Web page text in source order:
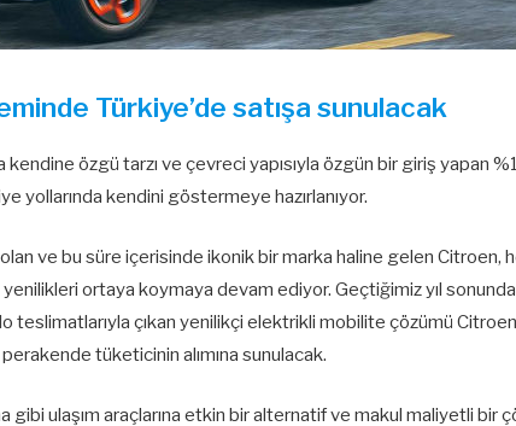
Türkiye’de satışa sunulacak
kendine özgü tarzı ve çevreci yapısıyla özgün bir giriş yapan
yollarında kendini göstermeye hazırlanıyor.
ve bu süre içerisinde ikonik bir marka haline gelen Citroen,
ortaya koymaya devam ediyor. Geçtiğimiz yıl
teslimatlarıyla çıkan yenilikçi elektrikli mobilite çözümü
tüketicinin alımına sunulacak.
gibi ulaşım araçlarına etkin bir alternatif ve makul maliyetli bir